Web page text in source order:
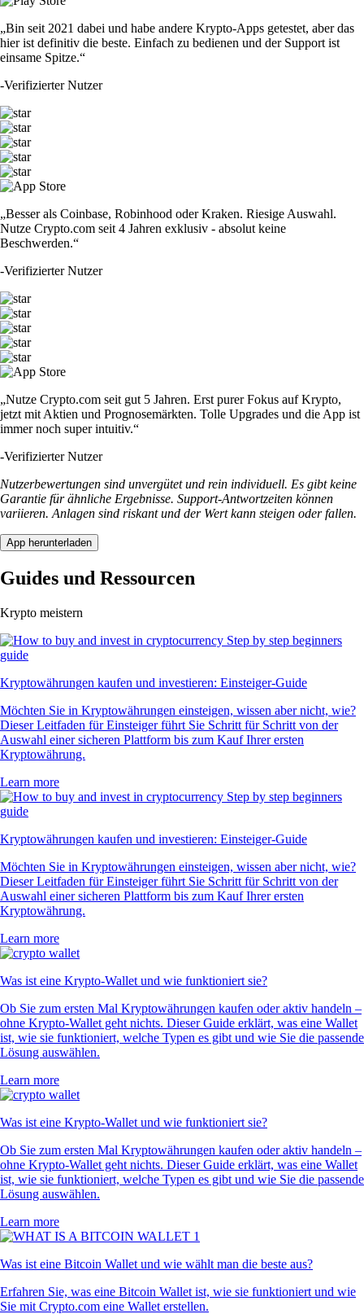
„Bin seit 2021 dabei und habe andere Krypto-Apps getestet, aber das
hier ist definitiv die beste. Einfach zu bedienen und der Support ist
einsame Spitze.“
-Verifizierter Nutzer
„Besser als Coinbase, Robinhood oder Kraken. Riesige Auswahl.
Nutze Crypto.com seit 4 Jahren exklusiv - absolut keine
Beschwerden.“
-Verifizierter Nutzer
„Nutze Crypto.com seit gut 5 Jahren. Erst purer Fokus auf Krypto,
jetzt mit Aktien und Prognosemärkten. Tolle Upgrades und die App ist
immer noch super intuitiv.“
-Verifizierter Nutzer
Nutzerbewertungen sind unvergütet und rein individuell. Es gibt keine
Garantie für ähnliche Ergebnisse. Support-Antwortzeiten können
variieren. Anlagen sind riskant und der Wert kann steigen oder fallen.
App herunterladen
Guides und Ressourcen
Krypto meistern
Kryptowährungen kaufen und investieren: Einsteiger-Guide
Möchten Sie in Kryptowährungen einsteigen, wissen aber nicht, wie?
Dieser Leitfaden für Einsteiger führt Sie Schritt für Schritt von der
Auswahl einer sicheren Plattform bis zum Kauf Ihrer ersten
Kryptowährung.
Learn more
Kryptowährungen kaufen und investieren: Einsteiger-Guide
Möchten Sie in Kryptowährungen einsteigen, wissen aber nicht, wie?
Dieser Leitfaden für Einsteiger führt Sie Schritt für Schritt von der
Auswahl einer sicheren Plattform bis zum Kauf Ihrer ersten
Kryptowährung.
Learn more
Was ist eine Krypto-Wallet und wie funktioniert sie?
Ob Sie zum ersten Mal Kryptowährungen kaufen oder aktiv handeln –
ohne Krypto-Wallet geht nichts. Dieser Guide erklärt, was eine Wallet
ist, wie sie funktioniert, welche Typen es gibt und wie Sie die passende
Lösung auswählen.
Learn more
Was ist eine Krypto-Wallet und wie funktioniert sie?
Ob Sie zum ersten Mal Kryptowährungen kaufen oder aktiv handeln –
ohne Krypto-Wallet geht nichts. Dieser Guide erklärt, was eine Wallet
ist, wie sie funktioniert, welche Typen es gibt und wie Sie die passende
Lösung auswählen.
Learn more
Was ist eine Bitcoin Wallet und wie wählt man die beste aus?
Erfahren Sie, was eine Bitcoin Wallet ist, wie sie funktioniert und wie
Sie mit Crypto.com eine Wallet erstellen.